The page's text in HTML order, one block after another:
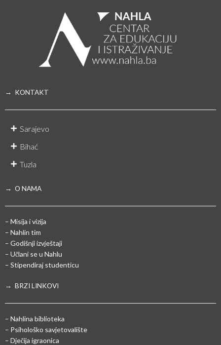
→ KONTAKT
Sarajevo
Bihać
Tuzla
→ O NAMA
– Misija i vizija
– Nahlin tim
– Godišnji izvještaji
– Učlani se u Nahlu
– Stipendiraj studenticu
→ BRZI LINKOVI
– Nahlina biblioteka
– Psihološko savjetovalište
– Dječija igraonica